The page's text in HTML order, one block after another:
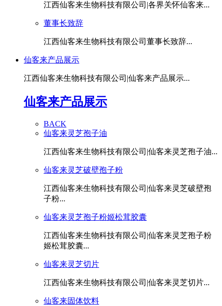
江西仙客来生物科技有限公司|各界关怀仙客来...
董事长致辞
江西仙客来生物科技有限公司董事长致辞...
仙客来产品展示
江西仙客来生物科技有限公司|仙客来产品展示...
仙客来产品展示
BACK
仙客来灵芝孢子油
江西仙客来生物科技有限公司|仙客来灵芝孢子油...
仙客来灵芝破壁孢子粉
江西仙客来生物科技有限公司|仙客来灵芝破壁孢
子粉...
仙客来灵芝孢子粉姬松茸胶囊
江西仙客来生物科技有限公司|仙客来灵芝孢子粉
姬松茸胶囊...
仙客来灵芝切片
江西仙客来生物科技有限公司|仙客来灵芝切片...
仙客来固体饮料